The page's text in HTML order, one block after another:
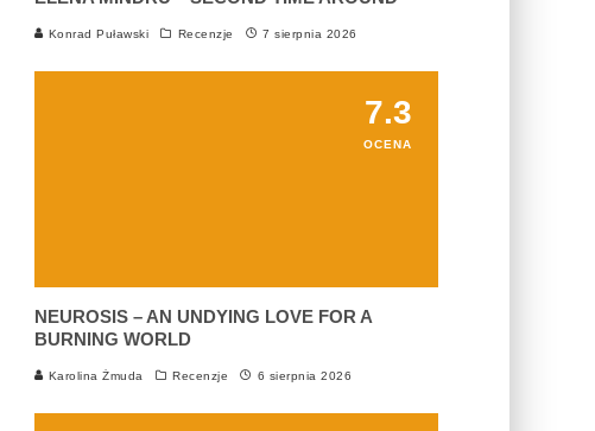
Konrad Puławski Recenzje 7 sierpnia 2026
7.3
OCENA
NEUROSIS – AN UNDYING LOVE FOR A
BURNING WORLD
Karolina Żmuda Recenzje 6 sierpnia 2026